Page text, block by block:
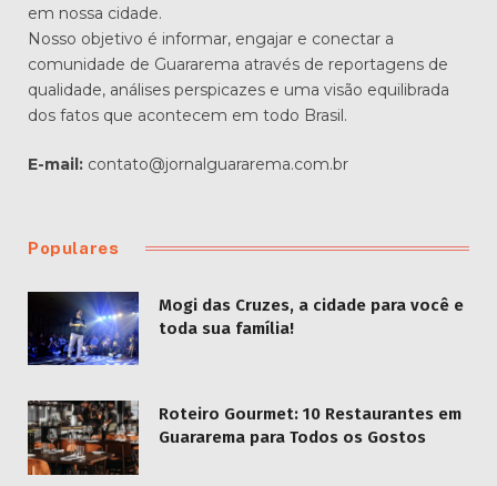
em nossa cidade.
Nosso objetivo é informar, engajar e conectar a
comunidade de Guararema através de reportagens de
qualidade, análises perspicazes e uma visão equilibrada
dos fatos que acontecem em todo Brasil.
E-mail: contato@jornalguararema.com.br
Populares
Mogi das Cruzes, a cidade para você e
toda sua família!
Roteiro Gourmet: 10 Restaurantes em
Guararema para Todos os Gostos